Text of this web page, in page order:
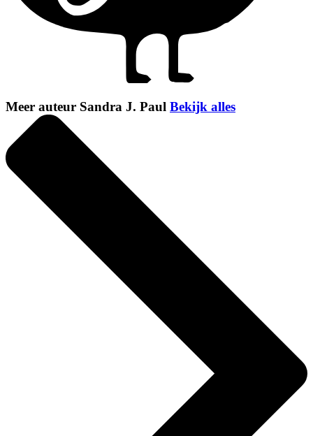
Meer auteur Sandra J. Paul Bekijk alles